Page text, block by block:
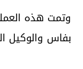
وتمت هذه
بفاس والوكيل